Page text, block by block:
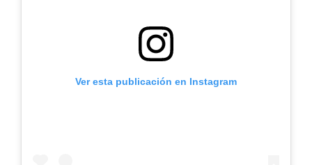
Ver esta publicación en Instagram